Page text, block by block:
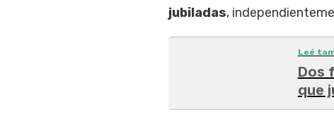
jubiladas,
Leé
Dos
que